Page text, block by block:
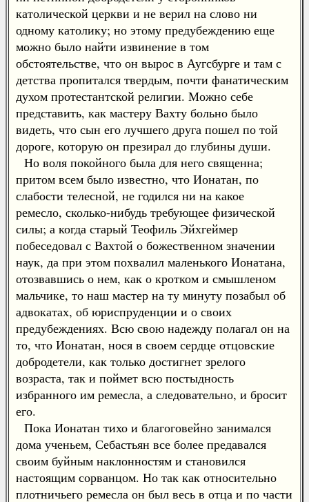
католической церкви и не верил на слово ни
одному католику; но этому предубеждению еще
можно было найти извинение в том
обстоятельстве, что он вырос в Аугсбурге и там с
детства пропитался твердым, почти фанатическим
духом протестантской религии. Можно себе
представить, как мастеру Вахту больно было
видеть, что сын его лучшего друга пошел по той
дороге, которую он презирал до глубины души.
Но воля покойного была для него священна;
притом всем было известно, что Ионатан, по
слабости телесной, не годился ни на какое
ремесло, сколько-нибудь требующее физической
силы; а когда старый Теофиль Эйхгеймер
побеседовал с Вахтой о божественном значении
наук, да при этом похвалил маленького Ионатана,
отозвавшись о нем, как о кротком и смышленом
мальчике, то наш мастер на ту минуту позабыл об
адвокатах, об юриспруденции и о своих
предубеждениях. Всю свою надежду полагал он на
то, что Ионатан, нося в своем сердце отцовские
добродетели, как только достигнет зрелого
возраста, так и поймет всю постыдность
избранного им ремесла, а следовательно, и бросит
его.
Пока Ионатан тихо и благоговейно занимался
дома ученьем, Себастьян все более предавался
своим буйным наклонностям и становился
настоящим сорванцом. Но так как относительно
плотничьего ремесла он был весь в отца и по части